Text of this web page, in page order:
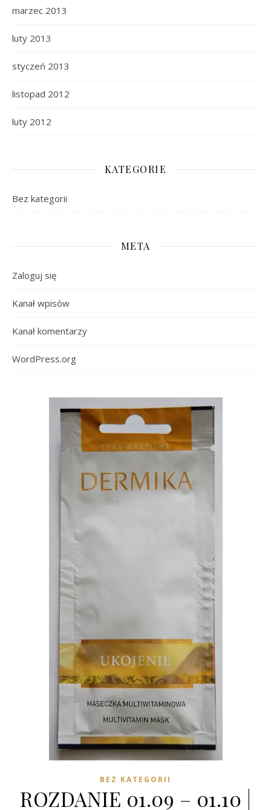
marzec 2013
luty 2013
styczeń 2013
listopad 2012
luty 2012
KATEGORIE
Bez kategorii
META
Zaloguj się
Kanał wpisów
Kanał komentarzy
WordPress.org
BEZ KATEGORII
ROZDANIE 01.09 – 01.10 |